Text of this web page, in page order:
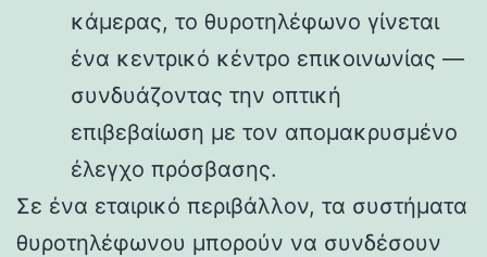
κάμερας, το θυροτηλέφωνο γίνεται
ένα κεντρικό κέντρο επικοινωνίας —
συνδυάζοντας την οπτική
επιβεβαίωση με τον απομακρυσμένο
έλεγχο πρόσβασης.
Σε ένα εταιρικό περιβάλλον, τα συστήματα
θυροτηλέφωνου μπορούν να συνδέσουν